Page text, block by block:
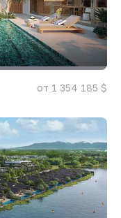
от 1 354 185 $